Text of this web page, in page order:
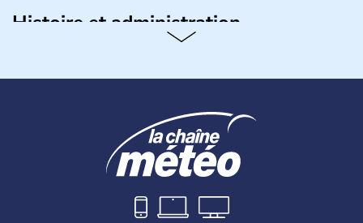
Histoire et administration
Biélorussie au Nord. La capitale s'appelle Kiev et
remonte au 24 août 1991. Sébastopol, Karkhov et
Odessa sont les principales villes d'Ukraine.